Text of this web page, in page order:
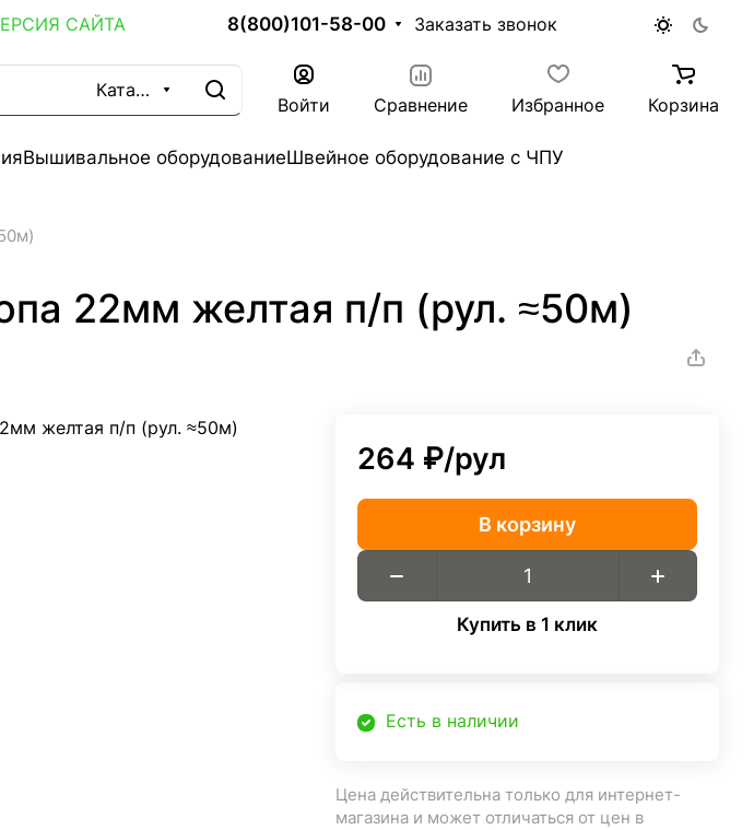
САЙТА 8(800)101-58-00 Заказать звонок
Каталог
Войти Сравнение Избранное Корзина
Вышивальное оборудованиеШвейное оборудование с ЧПУ
22мм желтая п/п (рул. ≈50м)
желтая п/п (рул. ≈50м)
264 ₽/рул
В корзину
Купить в 1 клик
Есть в наличии
Цена действительна только для интернет-
магазина и может отличаться от цен в